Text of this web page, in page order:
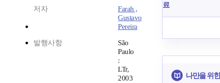
저자
Farah ,
Gustavo
Pereira
발행사항
São
Paulo
:
LTr,
2003
료
나만을 위